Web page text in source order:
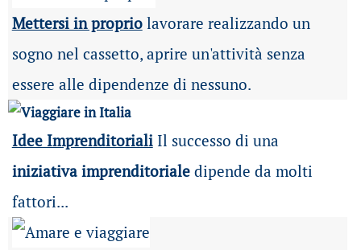
Mettersi in propriolavorare realizzando un
sogno nel cassetto, aprire un'attività senza
essere alle dipendenze di nessuno.
Idee ImprenditorialiIl successo di una
iniziativa imprenditorialedipende da molti
fattori...